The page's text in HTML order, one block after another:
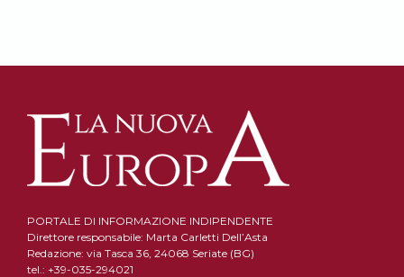
PORTALE DI INFORMAZIONE INDIPENDENTE
Direttore responsabile: Marta Carletti Dell’Asta
Redazione: via Tasca 36, 24068 Seriate (BG)
tel.: +39-035-294021